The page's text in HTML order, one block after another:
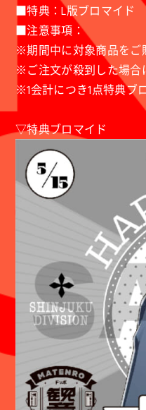
■特典：L版ブロマイド
■注意事項：
※期間中に対象商品をご
※ご注文が殺到した場合
※1会計につき1点特典ブ
▽特典ブロマイド